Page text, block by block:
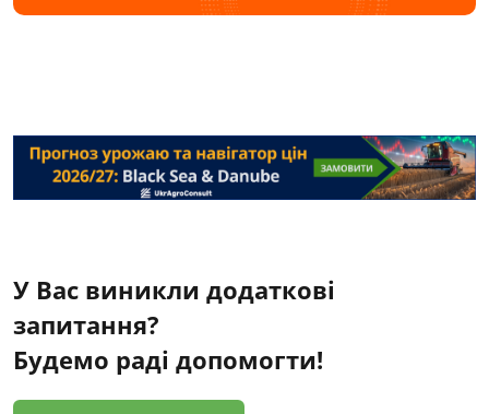
У Вас виникли додаткові
запитання?
Будемо раді допомогти!